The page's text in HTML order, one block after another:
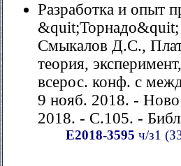
Разработка и опыт
Смыкалов Д.С.,
теория,
всерос. конф. с
9 нояб. 2018. -
2018. - С.105. -
Е2018-3595 ч/з1